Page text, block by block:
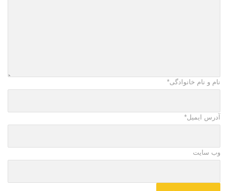
نام و نام خانوادگی*
آدرس ایمیل*
وب سایت